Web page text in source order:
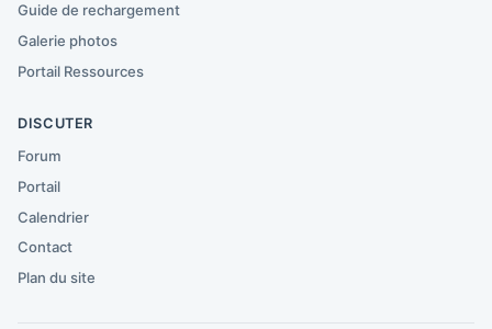
Guide de rechargement
Galerie photos
Portail Ressources
DISCUTER
Forum
Portail
Calendrier
Contact
Plan du site